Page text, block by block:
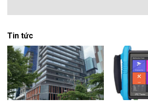
Tin tức